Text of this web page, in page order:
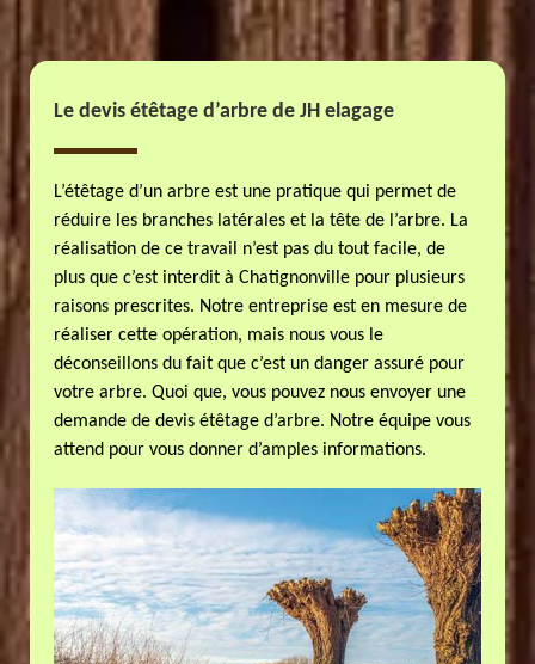
Le devis étêtage d’arbre de JH elagage
L’étêtage d’un arbre est une pratique qui permet de
réduire les branches latérales et la tête de l’arbre. La
réalisation de ce travail n’est pas du tout facile, de
plus que c’est interdit à Chatignonville pour plusieurs
raisons prescrites. Notre entreprise est en mesure de
réaliser cette opération, mais nous vous le
déconseillons du fait que c’est un danger assuré pour
votre arbre. Quoi que, vous pouvez nous envoyer une
demande de devis étêtage d’arbre. Notre équipe vous
attend pour vous donner d’amples informations.